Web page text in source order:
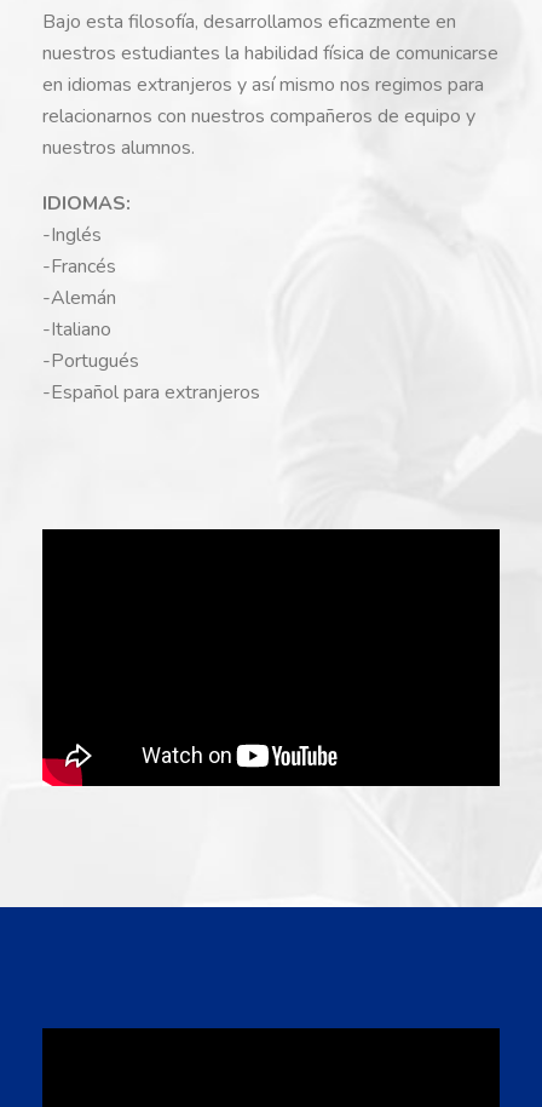
Bajo esta filosofía, desarrollamos eficazmente en
nuestros estudiantes la habilidad física de comunicarse
en idiomas extranjeros y así mismo nos regimos para
relacionarnos con nuestros compañeros de equipo y
nuestros alumnos.
IDIOMAS:
-Inglés
-Francés
-Alemán
-Italiano
-Portugués
-Español para extranjeros